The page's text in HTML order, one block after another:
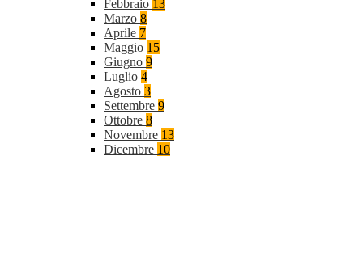
Febbraio 13
Marzo 8
Aprile 7
Maggio 15
Giugno 9
Luglio 4
Agosto 3
Settembre 9
Ottobre 8
Novembre 13
Dicembre 10